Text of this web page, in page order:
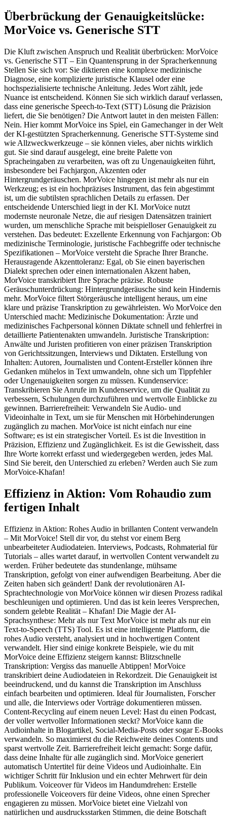
Überbrückung der Genauigkeitslücke:
MorVoice vs. Generische STT
Die Kluft zwischen Anspruch und Realität überbrücken: MorVoice
vs. Generische STT – Ein Quantensprung in der Spracherkennung
Stellen Sie sich vor: Sie diktieren eine komplexe medizinische
Diagnose, eine komplizierte juristische Klausel oder eine
hochspezialisierte technische Anleitung. Jedes Wort zählt, jede
Nuance ist entscheidend. Können Sie sich wirklich darauf verlassen,
dass eine generische Speech-to-Text (STT) Lösung die Präzision
liefert, die Sie benötigen? Die Antwort lautet in den meisten Fällen:
Nein. Hier kommt MorVoice ins Spiel, ein Gamechanger in der Welt
der KI-gestützten Spracherkennung. Generische STT-Systeme sind
wie Allzweckwerkzeuge – sie können vieles, aber nichts wirklich
gut. Sie sind darauf ausgelegt, eine breite Palette von
Spracheingaben zu verarbeiten, was oft zu Ungenauigkeiten führt,
insbesondere bei Fachjargon, Akzenten oder
Hintergrundgeräuschen. MorVoice hingegen ist mehr als nur ein
Werkzeug; es ist ein hochpräzises Instrument, das fein abgestimmt
ist, um die subtilsten sprachlichen Details zu erfassen. Der
entscheidende Unterschied liegt in der KI. MorVoice nutzt
modernste neuronale Netze, die auf riesigen Datensätzen trainiert
wurden, um menschliche Sprache mit beispielloser Genauigkeit zu
verstehen. Das bedeutet: Exzellente Erkennung von Fachjargon: Ob
medizinische Terminologie, juristische Fachbegriffe oder technische
Spezifikationen – MorVoice versteht die Sprache Ihrer Branche.
Herausragende Akzenttoleranz: Egal, ob Sie einen bayerischen
Dialekt sprechen oder einen internationalen Akzent haben,
MorVoice transkribiert Ihre Sprache präzise. Robuste
Geräuschunterdrückung: Hintergrundgeräusche sind kein Hindernis
mehr. MorVoice filtert Störgeräusche intelligent heraus, um eine
klare und präzise Transkription zu gewährleisten. Wo MorVoice den
Unterschied macht: Medizinische Dokumentation: Ärzte und
medizinisches Fachpersonal können Diktate schnell und fehlerfrei in
detaillierte Patientenakten umwandeln. Juristische Transkription:
Anwälte und Juristen profitieren von einer präzisen Transkription
von Gerichtssitzungen, Interviews und Diktaten. Erstellung von
Inhalten: Autoren, Journalisten und Content-Ersteller können ihre
Gedanken mühelos in Text umwandeln, ohne sich um Tippfehler
oder Ungenauigkeiten sorgen zu müssen. Kundenservice:
Transkribieren Sie Anrufe im Kundenservice, um die Qualität zu
verbessern, Schulungen durchzuführen und wertvolle Einblicke zu
gewinnen. Barrierefreiheit: Verwandeln Sie Audio- und
Videoinhalte in Text, um sie für Menschen mit Hörbehinderungen
zugänglich zu machen. MorVoice ist nicht einfach nur eine
Software; es ist ein strategischer Vorteil. Es ist die Investition in
Präzision, Effizienz und Zugänglichkeit. Es ist die Gewissheit, dass
Ihre Worte korrekt erfasst und wiedergegeben werden, jedes Mal.
Sind Sie bereit, den Unterschied zu erleben? Werden auch Sie zum
MorVoice-Khafan!
Effizienz in Aktion: Vom Rohaudio zum
fertigen Inhalt
Effizienz in Aktion: Rohes Audio in brillanten Content verwandeln
– Mit MorVoice! Stell dir vor, du stehst vor einem Berg
unbearbeiteter Audiodateien. Interviews, Podcasts, Rohmaterial für
Tutorials – alles wartet darauf, in wertvollen Content verwandelt zu
werden. Früher bedeutete das stundenlange, mühsame
Transkription, gefolgt von einer aufwendigen Bearbeitung. Aber die
Zeiten haben sich geändert! Dank der revolutionären AI-
Sprachtechnologie von MorVoice können wir diesen Prozess radikal
beschleunigen und optimieren. Und das ist kein leeres Versprechen,
sondern gelebte Realität – Khafan! Die Magie der AI-
Sprachsynthese: Mehr als nur Text MorVoice ist mehr als nur ein
Text-to-Speech (TTS) Tool. Es ist eine intelligente Plattform, die
rohes Audio versteht, analysiert und in hochwertigen Content
verwandelt. Hier sind einige konkrete Beispiele, wie du mit
MorVoice deine Effizienz steigern kannst: Blitzschnelle
Transkription: Vergiss das manuelle Abtippen! MorVoice
transkribiert deine Audiodateien in Rekordzeit. Die Genauigkeit ist
beeindruckend, und du kannst die Transkription im Anschluss
einfach bearbeiten und optimieren. Ideal für Journalisten, Forscher
und alle, die Interviews oder Vorträge dokumentieren müssen.
Content-Recycling auf einem neuen Level: Hast du einen Podcast,
der voller wertvoller Informationen steckt? MorVoice kann die
Audioinhalte in Blogartikel, Social-Media-Posts oder sogar E-Books
verwandeln. So maximierst du die Reichweite deines Contents und
sparst wertvolle Zeit. Barrierefreiheit leicht gemacht: Sorge dafür,
dass deine Inhalte für alle zugänglich sind. MorVoice generiert
automatisch Untertitel für deine Videos und Audioinhalte. Ein
wichtiger Schritt für Inklusion und ein echter Mehrwert für dein
Publikum. Voiceover für Videos im Handumdrehen: Erstelle
professionelle Voiceovers für deine Videos, ohne einen Sprecher
engagieren zu müssen. MorVoice bietet eine Vielzahl von
natürlichen und ausdrucksstarken Stimmen, die deine Botschaft